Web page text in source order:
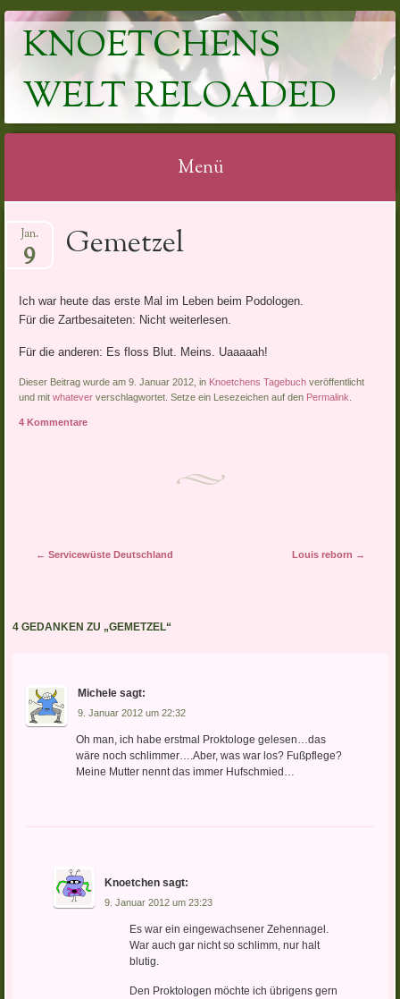
KNOETCHENS
WELT RELOADED
Menü
zum
Inhalt
Gemetzel
Jan.
9
Ich war heute das erste Mal im Leben beim Podologen.
Für die Zartbesaiteten: Nicht weiterlesen.
Für die anderen: Es floss Blut. Meins. Uaaaaah!
Dieser Beitrag wurde am 9. Januar 2012, in Knoetchens Tagebuch veröffentlicht
und mitwhatever verschlagwortet. Setze ein Lesezeichen auf den Permalink
4 Kommentare
Artikel-Navigation
← Servicewüste Deutschland Louis reborn →
4 GEDANKEN ZU „GEMETZEL“
Michele sagt:
9. Januar 2012 um 22:32
Oh man, ich habe erstmal Proktologe gelesen…das
wäre noch schlimmer….Aber, was war los? Fußpflege?
Meine Mutter nennt das immer Hufschmied…
Knoetchen sagt:
9. Januar 2012 um 23:23
Es war ein eingewachsener Zehennagel.
War auch gar nicht so schlimm, nur halt
blutig.
Den Proktologen möchte ich übrigens gern